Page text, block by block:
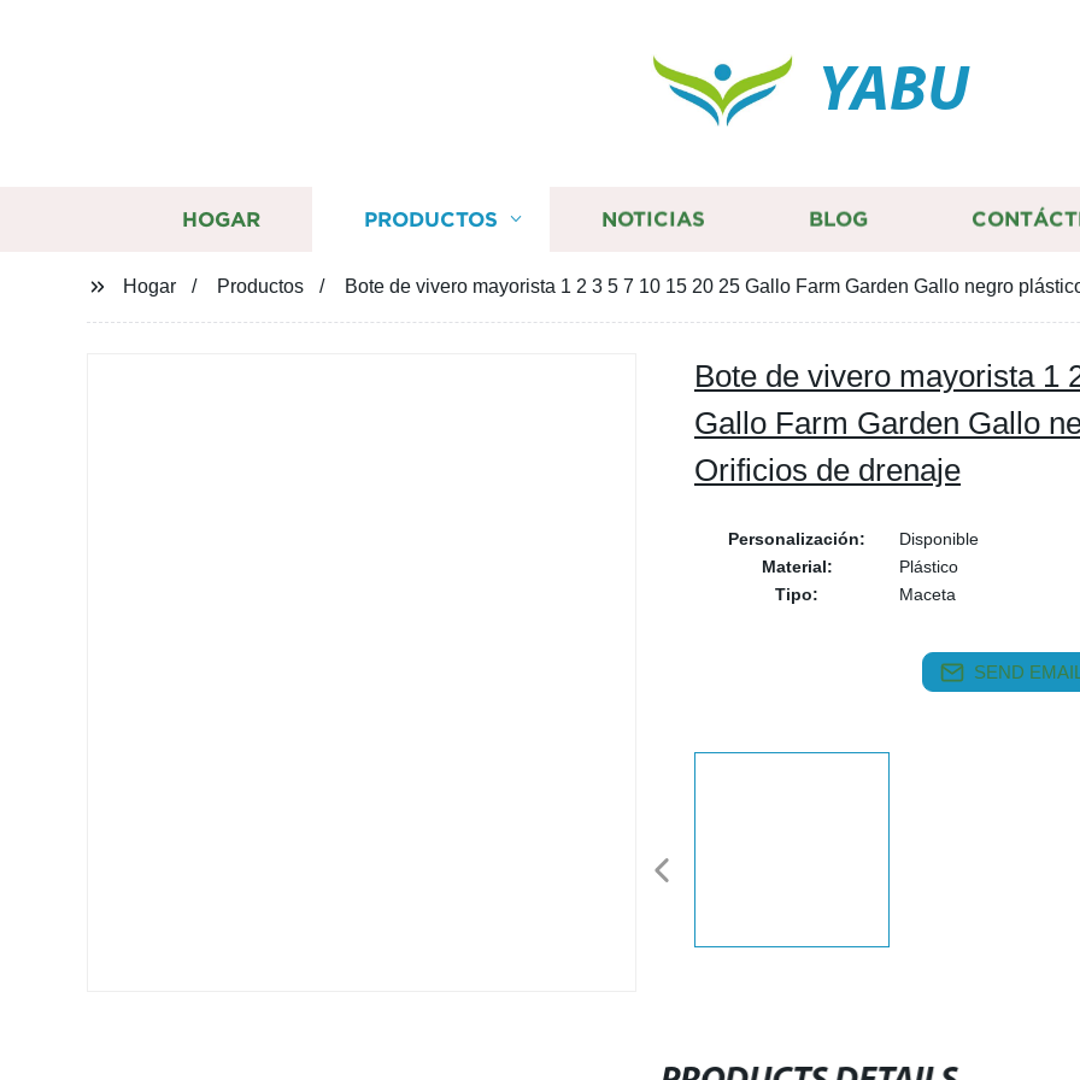
YABU
HOGAR PRODUCTOS NOTICIAS BLOG
Hogar Productos Bote de vivero mayorista 1 2 3 5 7 10 15 20 25 Gallo Farm Garden Gallo negro
Bote de vivero mayorista 1
Gallo Farm Garden Gallo
Orificios de drenaje
Personalización:
Disponible
Material:
Plástico
Tipo:
Maceta
SEND